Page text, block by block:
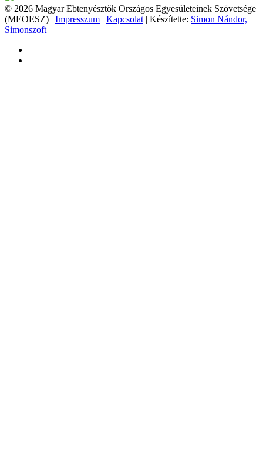
© 2026 Magyar Ebtenyésztők Országos Egyesületeinek Szövetsége
(MEOESZ) | Impresszum | Kapcsolat | Készítette: Simon Nándor,
Simonszoft